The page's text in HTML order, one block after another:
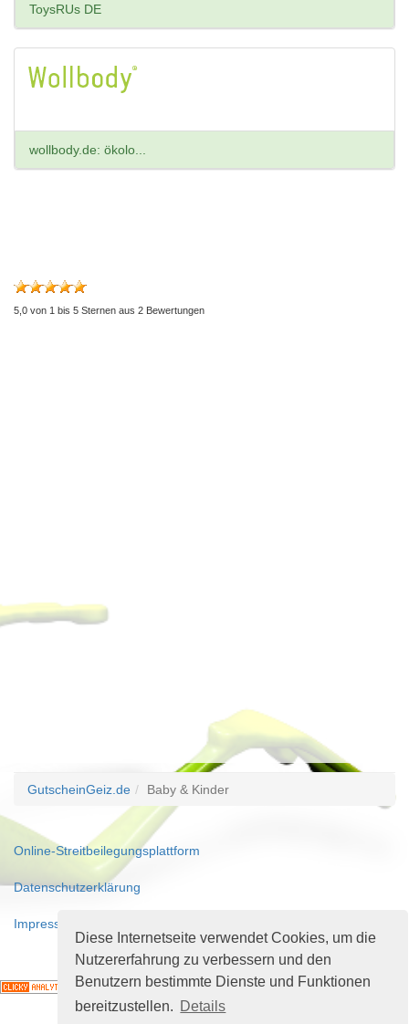
Diese Internetseite verwendet Cookies, um die
Nutzererfahrung zu verbessern und den
Benutzern bestimmte Dienste und Funktionen
bereitzustellen. Details
ToysRUs DE
wollbody.de: ökolo...
5,0 von 1 bis 5 Sternen aus 2 Bewertungen
GutscheinGeiz.de Baby & Kinder
Online-Streitbeilegungsplattform
Datenschutzerklärung
Impressum
© 2010 - 2018 GutscheinGeiz.de